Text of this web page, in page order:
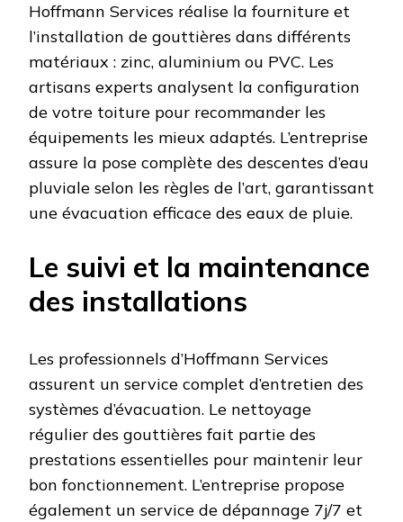
Hoffmann Services réalise la fourniture et
l’installation de gouttières dans différents
matériaux : zinc, aluminium ou PVC. Les
artisans experts analysent la configuration
de votre toiture pour recommander les
équipements les mieux adaptés. L’entreprise
assure la pose complète des descentes d’eau
pluviale selon les règles de l’art, garantissant
une évacuation efficace des eaux de pluie.
Le suivi et la maintenance
des installations
Les professionnels d’Hoffmann Services
assurent un service complet d’entretien des
systèmes d’évacuation. Le nettoyage
régulier des gouttières fait partie des
prestations essentielles pour maintenir leur
bon fonctionnement. L’entreprise propose
également un service de dépannage 7j/7 et